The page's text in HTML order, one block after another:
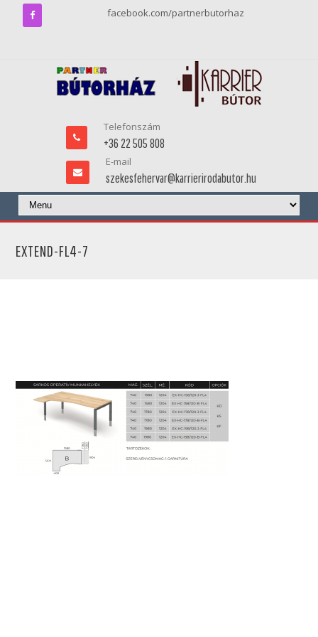
facebook.com/partnerbutorhaz
Telefonszám
+36 22 505 808
E-mail
szekesfehervar@karrierirodabutor.hu
EXTEND-FL4-7